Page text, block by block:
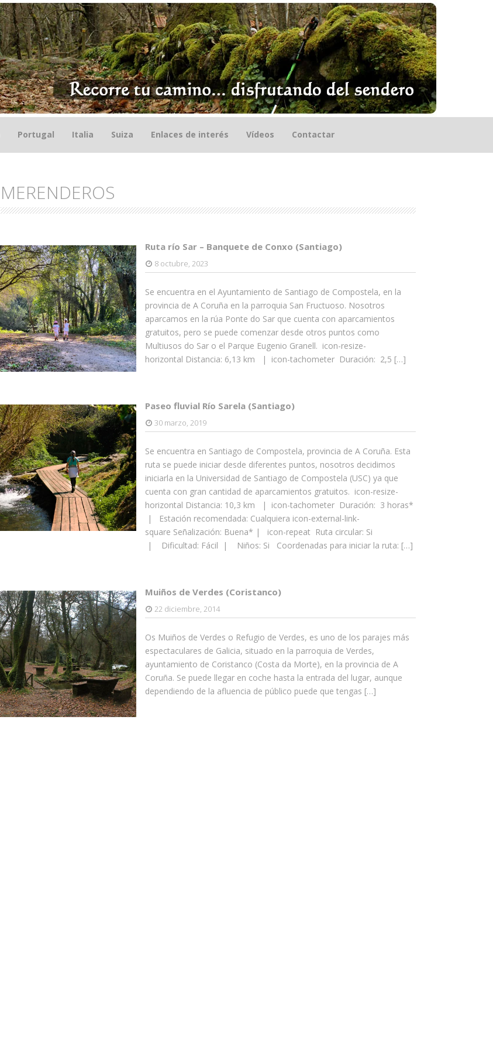
Portugal Italia Suiza Enlaces de interés Vídeos Contactar
MERENDEROS
Ruta río Sar – Banquete de Conxo (Santiago)
8 octubre, 2023
Se encuentra en el Ayuntamiento de Santiago de Compostela, en la
provincia de A Coruña en la parroquia San Fructuoso. Nosotros
aparcamos en la rúa Ponte do Sar que cuenta con aparcamientos
gratuitos, pero se puede comenzar desde otros puntos como
Multiusos do Sar o el Parque Eugenio Granell. icon-resize-
horizontal Distancia: 6,13 km | icon-tachometer Duración: 2,5 […]
Paseo fluvial Río Sarela (Santiago)
30 marzo, 2019
Se encuentra en Santiago de Compostela, provincia de A Coruña. Esta
ruta se puede iniciar desde diferentes puntos, nosotros decidimos
iniciarla en la Universidad de Santiago de Compostela (USC) ya que
cuenta con gran cantidad de aparcamientos gratuitos. icon-resize-
horizontal Distancia: 10,3 km | icon-tachometer Duración: 3 horas*
| Estación recomendada: Cualquiera icon-external-link-
square Señalización: Buena* | icon-repeat Ruta circular: Si
| Dificultad: Fácil | Niños: Si Coordenadas para iniciar la ruta: […]
Muiños de Verdes (Coristanco)
22 diciembre, 2014
Os Muiños de Verdes o Refugio de Verdes, es uno de los parajes más
espectaculares de Galicia, situado en la parroquia de Verdes,
ayuntamiento de Coristanco (Costa da Morte), en la provincia de A
Coruña. Se puede llegar en coche hasta la entrada del lugar, aunque
dependiendo de la afluencia de público puede que tengas […]